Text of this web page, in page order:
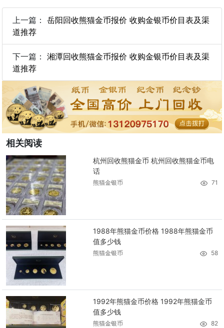
上一篇： 岳阳回收熊猫金币报价 收购金银币价目表及渠
道推荐
下一篇： 湘潭回收熊猫金币报价 收购金银币价目表及渠
道推荐
相关阅读
杭州回收熊猫金币 杭州回收熊猫金币电
话
熊猫金银币 71
1988年熊猫金币价格 1988年熊猫金币
值多少钱
熊猫金银币 58
1992年熊猫金币价格 1992年熊猫金币
值多少钱
熊猫金银币 82